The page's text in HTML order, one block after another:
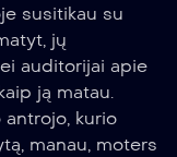
susitikau su
jų
auditorijai apie
ją matau.
kurio
manau, moters